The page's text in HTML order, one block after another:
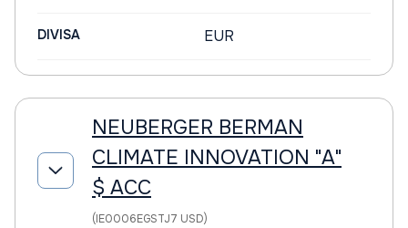
DIVISA EUR
NEUBERGER BERMAN
CLIMATE INNOVATION "A"
$ ACC
(IE0006EGSTJ7 USD)